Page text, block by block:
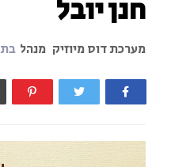
חנן יובל
מערכת דוס מיוזיק מנהל